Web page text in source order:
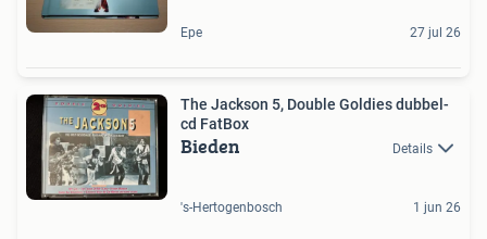
Epe 27 jul 26
The Jackson 5, Double Goldies dubbel-
cd FatBox
Bieden Details
's-Hertogenbosch 1 jun 26